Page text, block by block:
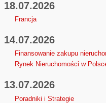
18.07.2026
Francja
14.07.2026
Finansowanie zakupu
Rynek Nieruchomości w
13.07.2026
Poradniki i Strategie